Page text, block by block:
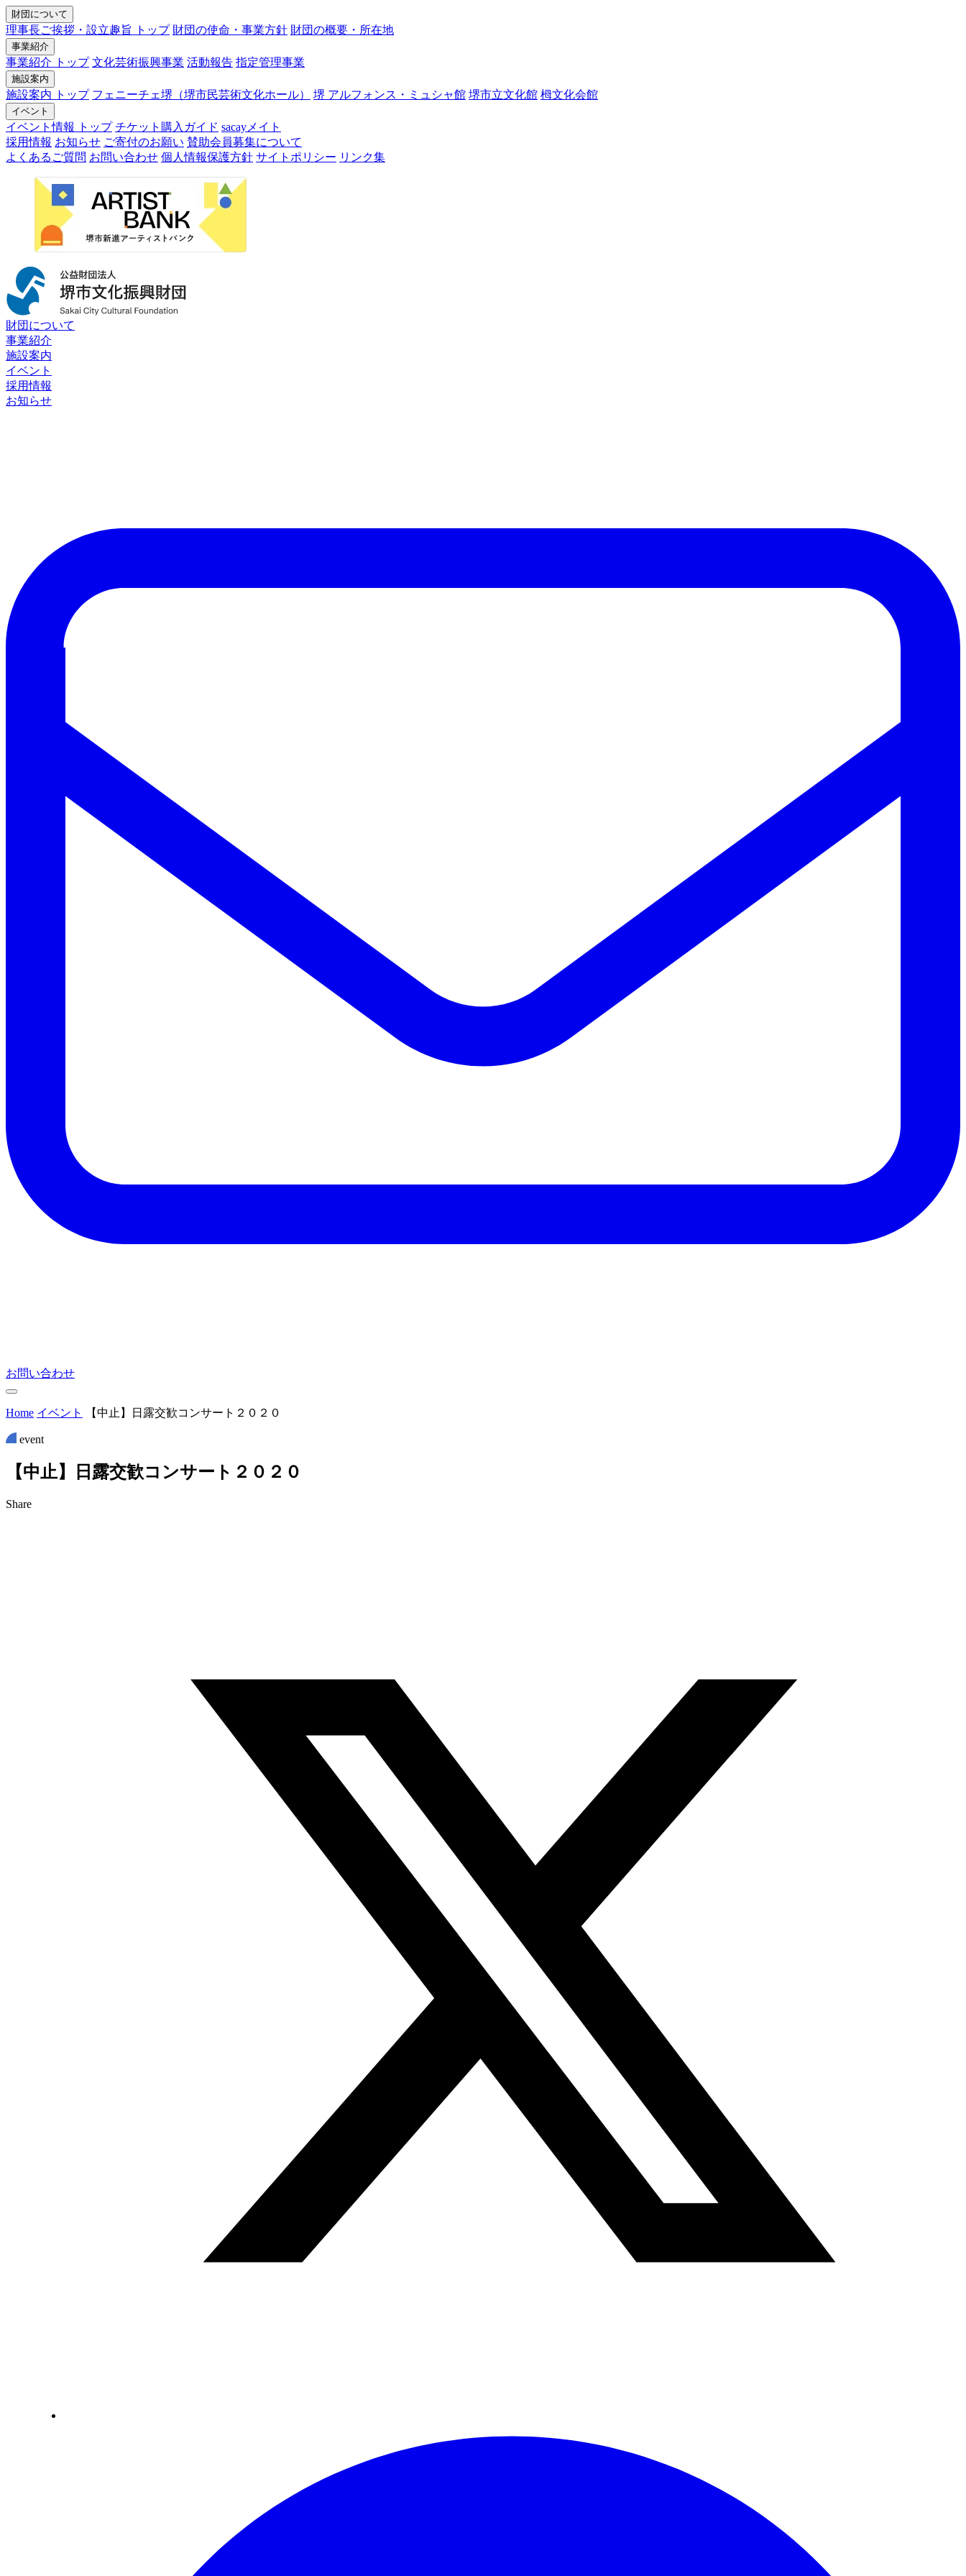
財団について
理事長ご挨拶・設立趣旨 トップ 財団の使命・事業方針 財団の概要・所在地
事業紹介
事業紹介 トップ 文化芸術振興事業 活動報告 指定管理事業
施設案内
施設案内 トップ フェニーチェ堺（堺市民芸術文化ホール） 堺 アルフォンス・ミュシャ館 堺市立文化館 栂文化会館
イベント
イベント情報 トップ チケット購入ガイド sacayメイト
採用情報 お知らせ ご寄付のお願い 賛助会員募集について
よくあるご質問 お問い合わせ 個人情報保護方針 サイトポリシー リンク集
財団について
事業紹介
施設案内
イベント
採用情報
お知らせ
お問い合わせ
Home イベント 【中止】日露交歓コンサート２０２０
event
【中止】 日 露交歓コ ンサー ト ２ ０ ２ ０
Share